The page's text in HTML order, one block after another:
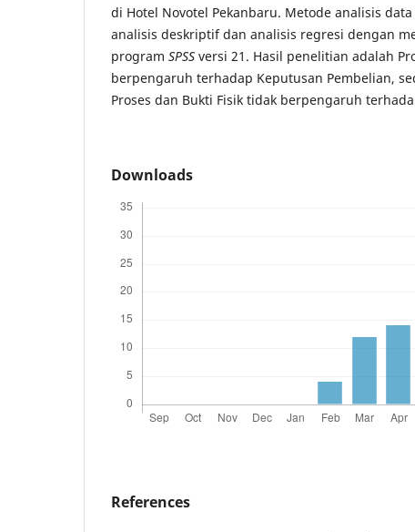
di Hotel Novotel Pekanbaru. Metode analisis
analisis deskriptif dan analisis regresi dengan
program SPSS versi 21. Hasil penelitian adalah
berpengaruh terhadap Keputusan Pembelian,
Proses dan Bukti Fisik tidak berpengaruh
Downloads
References